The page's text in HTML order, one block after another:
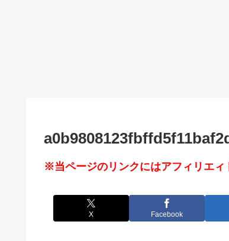
※当ページのリンクにはアフィリエィ
X Facebook